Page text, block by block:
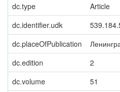
dc.type
Article
dc.identifier.udk
dc.placeOfPublication
dc.edition
2
dc.volume
51